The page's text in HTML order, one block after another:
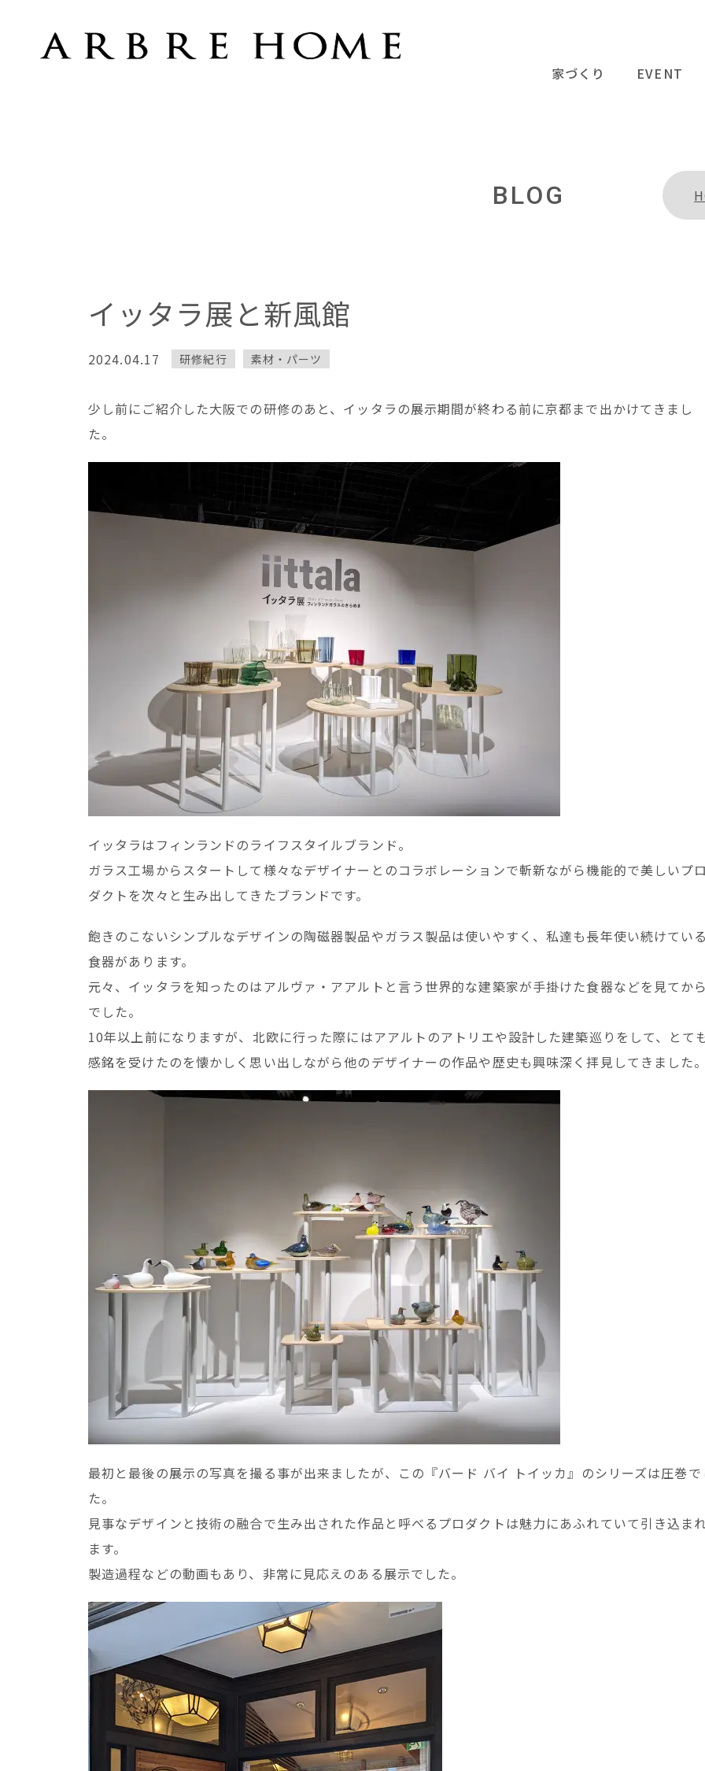
家づくり EVENT
BLOG
イッタラ展と新風館
2024.04.17 研修紀行 素材・パーツ
少し前にご紹介した大阪での研修のあと、イッタラの展示期間が終わる前に京都まで出かけてきまし
た。
イッタラはフィンランドのライフスタイルブランド。
ガラス工場からスタートして様々なデザイナーとのコラボレーションで斬新ながら機能的で美しいプ
ダクトを次々と生み出してきたブランドです。
飽きのこないシンプルなデザインの陶磁器製品やガラス製品は使いやすく、私達も長年使い続けてい
食器があります。
元々、イッタラを知ったのはアルヴァ・アアルトと言う世界的な建築家が手掛けた食器などを見てか
でした。
10年以上前になりますが、北欧に行った際にはアアルトのアトリエや設計した建築巡りをして、とて
感銘を受けたのを懐かしく思い出しながら他のデザイナーの作品や歴史も興味深く拝見してきました
最初と最後の展示の写真を撮る事が出来ましたが、この『バード バイ トイッカ』のシリーズは圧巻で
た。
見事なデザインと技術の融合で生み出された作品と呼べるプロダクトは魅力にあふれていて引き込ま
ます。
製造過程などの動画もあり、非常に見応えのある展示でした。